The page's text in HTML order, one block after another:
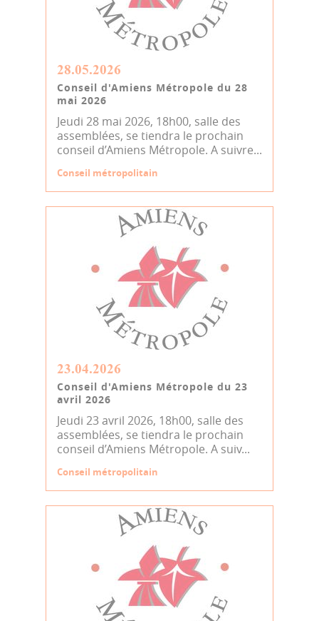
28.05.2026
Conseil d'Amiens Métropole du 28
mai 2026
Jeudi 28 mai 2026, 18h00, salle des
assemblées, se tiendra le prochain
conseil d’Amiens Métropole. A suivre...
Conseil métropolitain
23.04.2026
Conseil d'Amiens Métropole du 23
avril 2026
Jeudi 23 avril 2026, 18h00, salle des
assemblées, se tiendra le prochain
conseil d’Amiens Métropole. A suiv...
Conseil métropolitain